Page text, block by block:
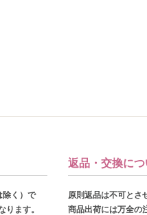
除く）で
ります。
返品・交換につ
原則返品は不可とさ
商品出荷には万全の